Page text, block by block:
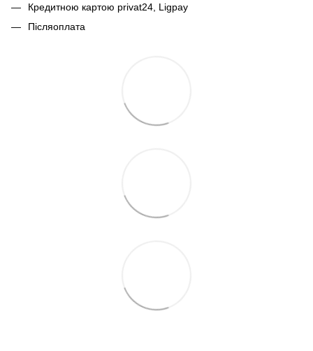
Кредитною картою privat24, Ligpay
Післяоплата